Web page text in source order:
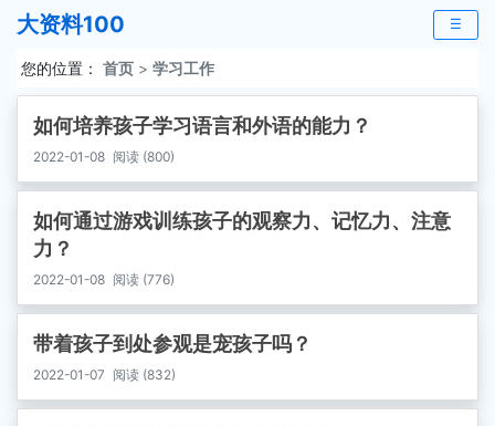
大资料100 ☰
您的位置： 首页 > 学习工作
如何培养孩子学习语言和外语的能力？
2022-01-08 阅读 (800)
如何通过游戏训练孩子的观察力、记忆力、注意
力？
2022-01-08 阅读 (776)
带着孩子到处参观是宠孩子吗？
2022-01-07 阅读 (832)